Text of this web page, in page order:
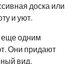
доска или
и уют.
еще одним
Они придают
вид.